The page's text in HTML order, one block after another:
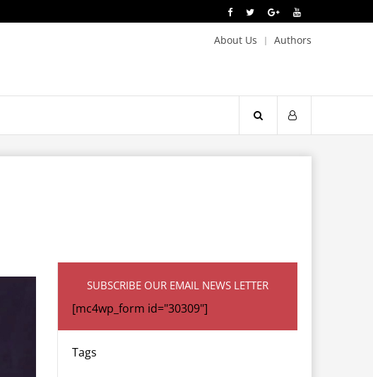
About Us Authors
SUBSCRIBE OUR EMAIL NEWS LETTER
[mc4wp_form id="30309"]
Tags